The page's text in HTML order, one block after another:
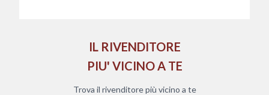
IL RIVENDITORE
PIU' VICINO A TE
Trova il rivenditore più vicino a te